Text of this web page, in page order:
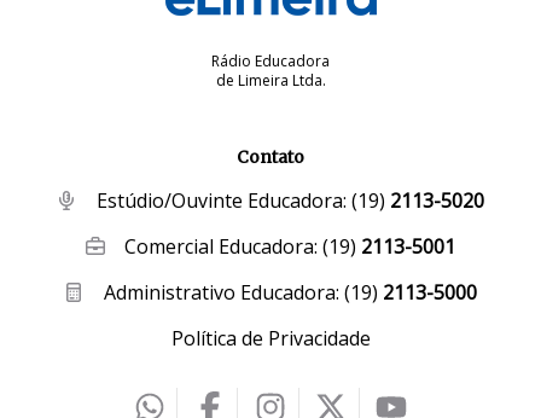
Rádio Educadora
de Limeira Ltda.
Contato
Estúdio/Ouvinte Educadora: (19) 2113-5020
Comercial Educadora:(19) 2113-5001
Administrativo Educadora: (19) 2113-5000
Política de Privacidade